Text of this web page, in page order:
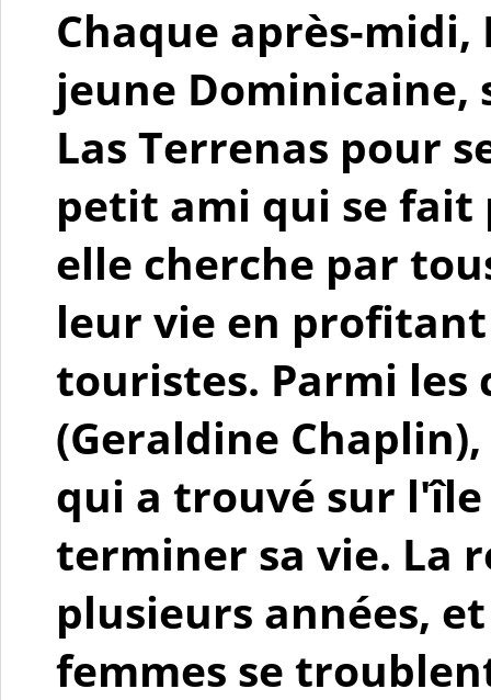
Chaque après-
jeune Dominicaine,
Las Terrenas pour
petit ami qui se fait
elle cherche par
leur vie en
touristes. Parmi les
(Geraldine
qui a trouvé sur
terminer sa vie. La
plusieurs années,
femmes se